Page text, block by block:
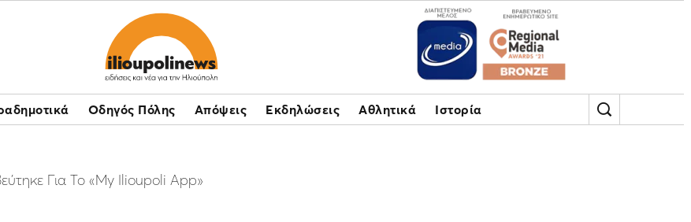
Οδηγός Πόλης Απόψεις Εκδηλώσεις Αθλητικά Ιστορία
Για Το «Μy Ilioupoli App»